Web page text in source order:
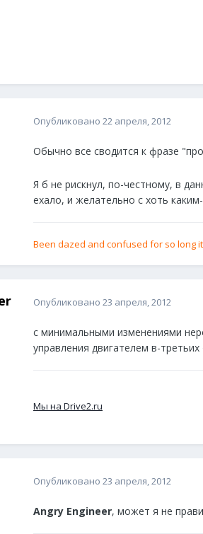
Опубликовано 22 апреля, 2012
Обычно все сводится к фразе
Я б не рискнул, по-честному, в
ехало, и желательно с хоть
Been dazed and confused for so long
Опубликовано 23 апреля, 2012
с минимальными изменениями
управления двигателем в-
Мы на Drive2.ru
Опубликовано 23 апреля, 2012
Angry Engineer, может я не